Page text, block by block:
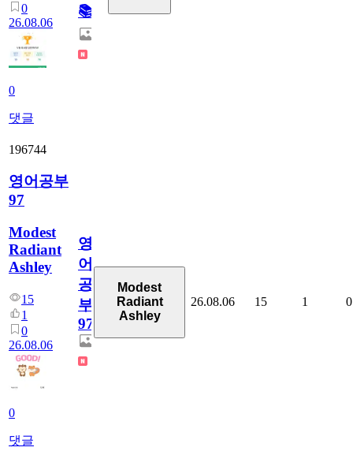
0
26.08.06
0
댓글
📚
196744
영어공부
97
Modest
Radiant
Ashley
15
1
0
26.08.06
0
댓글
영
어
공
부
97
Modest
Radiant
Ashley
26.08.06 15 1 0